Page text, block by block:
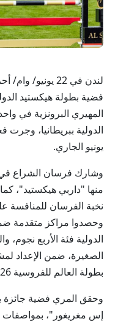
لندن في 22
فضية بطولة هيكستيد
المهيري البرونزية في
يونيو الجاري.
وشارك فرسان الشراع في
منها "داربي هيكستيد"،
نخبة الفرسان للمنافسة
الدولية فئة الأربع نجوم،
الصغيرة، ضمن الإعداد
بطولة العالم للفروسية 2026، بمدينة آخن الألمانية.
وحقق المري فضية جائزة